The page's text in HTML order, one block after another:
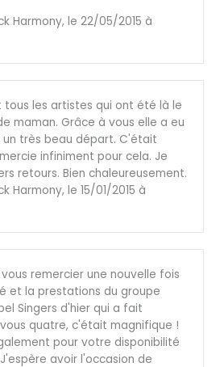
Harmony, le 22/05/2015 à
tous les artistes qui ont été là le
maman. Grâce à vous elle a eu
très beau départ. C'était
infiniment pour cela. Je
retours. Bien chaleureusement.
Harmony, le 15/01/2015 à
remercier une nouvelle fois
et la prestations du groupe
Singers d'hier qui a fait
quatre, c'était magnifique !
pour votre disponibilité
avoir l'occasion de